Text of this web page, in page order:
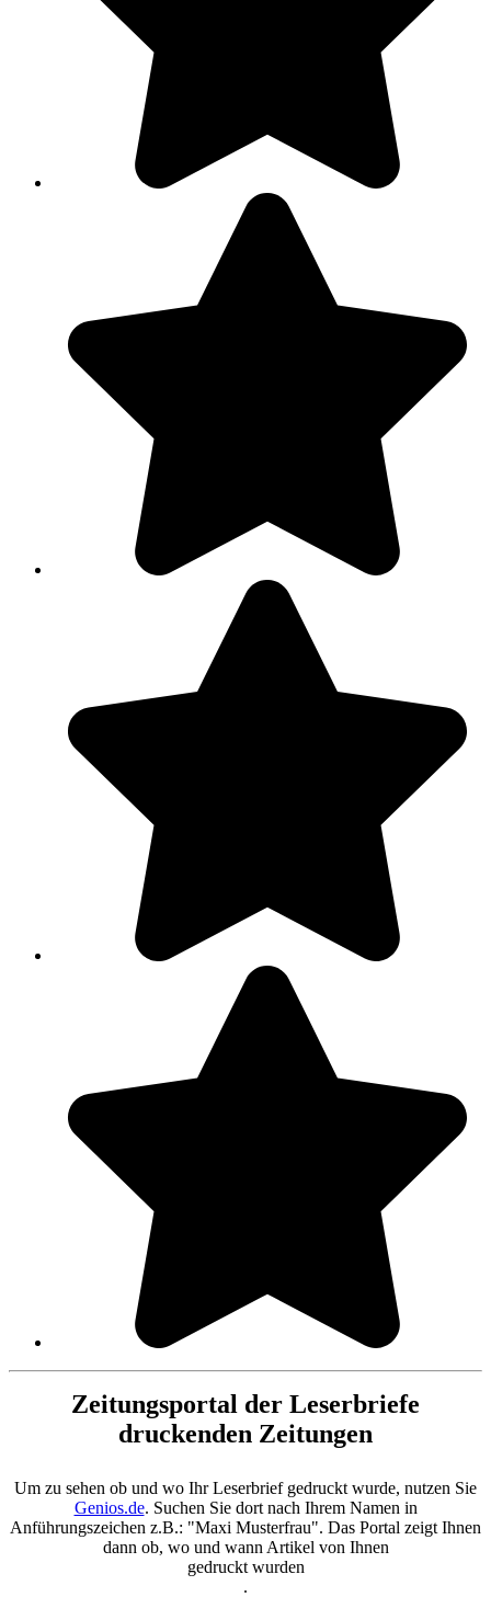
Zeitungsportal der Leserbriefe
druckenden Zeitungen
Um zu sehen ob und wo Ihr Leserbrief gedruckt wurde, nutzen Sie
Genios.de. Suchen Sie dort nach Ihrem Namen in
Anführungszeichen z.B.: "Maxi Musterfrau". Das Portal zeigt Ihnen
dann ob, wo und wann Artikel von Ihnen
gedruckt wurden
.